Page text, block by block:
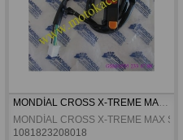
MONDİAL CROSS X-TREME MAX SAĞ KUMANDA ORJİNAL
MONDİAL CROSS X-TREME MAX
1081823208018